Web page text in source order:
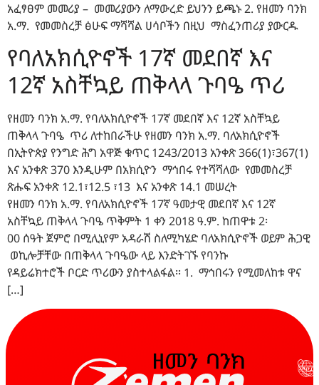
አፈፃፀም መመሪያ – መመሪያውን ለማውረድ ይህንን ይጫኑ 2. የዘመን ባንክ
አ.ማ. የመመስረቻ ፅሁፍ ማሻሻል ሀሳቦችን በዚህ ማስፈንጠሪያ ያውርዱ
የባለአክሲዮኖች 17ኛ መደበኛ እና
12ኛ አስቸኳይ ጠቅላላ ጉባዔ ጥሪ
የዘመን ባንክ አ.ማ. የባለአክሲዮኖች 17ኛ መደበኛ እና 12ኛ አስቸኳይ
ጠቅላላ ጉባዔ ጥሪ ለተከበራችሁ የዘመን ባንክ አ.ማ. ባለአክሲዮኖች
በኢትዮጵያ የንግድ ሕግ አዋጅ ቁጥር 1243/2013 አንቀጽ 366(1)፣367(1)
እና አንቀጽ 370 እንዲሁም በአክሲዮን ማኅበሩ የተሻሻለው የመመስረቻ
ጽሑፍ አንቀጽ 12.1፣12.5 ፣13 እና አንቀጽ 14.1 መሠረት
የዘመን ባንክ አ.ማ. የባለአክሲዮኖች 17ኛ ዓመታዊ መደበኛ እና 12ኛ
አስቸኳይ ጠቅላላ ጉባዔ ጥቅምት 1 ቀን 2018 ዓ.ም. ከጠዋቱ 2፡
00 ሰዓት ጀምሮ በሚሊኒየም አዳራሽ ስለሚካሄድ ባለአክሲዮኖች ወይም ሕጋዊ
ወኪሎቻቸው በጠቅላላ ጉባዔው ላይ እንድትገኙ የባንኩ
የዳይሬክተሮች ቦርድ ጥሪውን ያስተላልፋል፡፡ 1. ማኅበሩን የሚመለከቱ ዋና
[…]